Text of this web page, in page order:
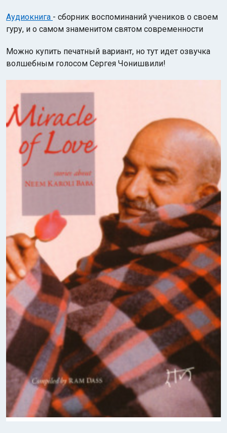
Аудиокнига - сборник воспоминаний учеников о своем
гуру, и о самом знаменитом святом современности
Можно купить печатный вариант, но тут идет озвучка
волшебным голосом Сергея Чонишвили!